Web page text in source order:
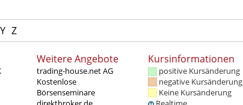
Y Z
Weitere Angebote
trading-house.net AG
Kostenlose
Börsenseminare
Kursinformationen
positive Kursänderung
negative Kursänderung
Keine Kursänderung